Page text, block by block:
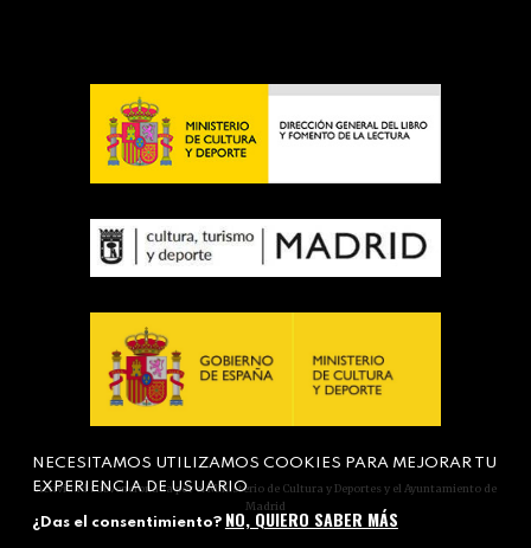
Actividad subvencionada por el Ministerio de Cultura y Deportes y el Ayuntamiento de
Madrid
NECESITAMOS UTILIZAMOS COOKIES PARA MEJORAR TU
EXPERIENCIA DE USUARIO
¿Das el consentimiento? NO, QUIERO SABER MÁS